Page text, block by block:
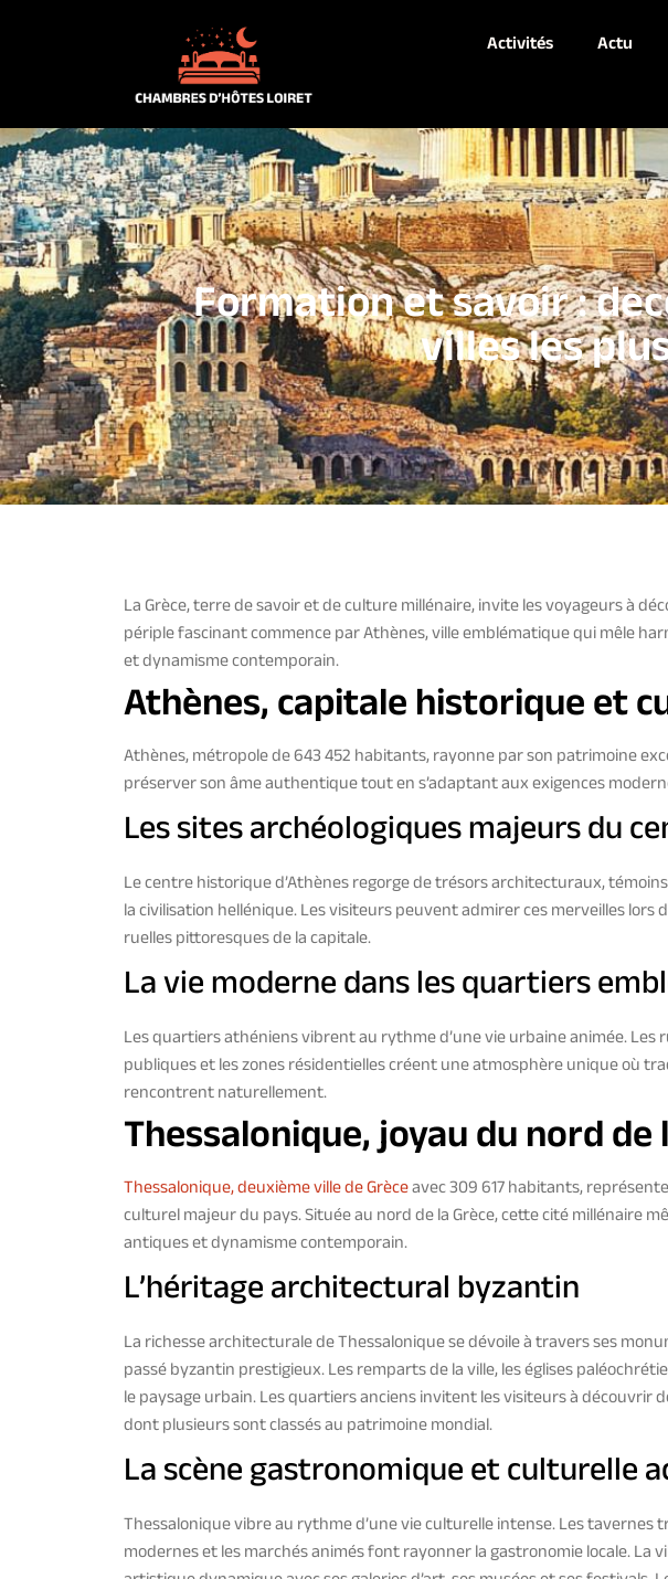
Activités Actu
Formation et savoir :
villes les
La Grèce, terre de savoir et de culture millénaire, invite les voyageurs à
périple fascinant commence par Athènes, ville emblématique qui mêle
et dynamisme contemporain.
Athènes, capitale historique et
Athènes, métropole de 643 452 habitants, rayonne par son patrimoine
préserver son âme authentique tout en s’adaptant aux exigences
Les sites archéologiques majeurs du
Le centre historique d’Athènes regorge de trésors architecturaux,
la civilisation hellénique. Les visiteurs peuvent admirer ces merveilles lors
ruelles pittoresques de la capitale.
La vie moderne dans les quartiers
Les quartiers athéniens vibrent au rythme d’une vie urbaine animée. Les
publiques et les zones résidentielles créent une atmosphère unique où
rencontrent naturellement.
Thessalonique, joyau du nord de
Thessalonique, deuxième ville de Grèceavec 309 617 habitants,
culturel majeur du pays. Située au nord de la Grèce, cette cité millénaire
antiques et dynamisme contemporain.
L’héritage architectural byzantin
La richesse architecturale de Thessalonique se dévoile à travers ses
passé byzantin prestigieux. Les remparts de la ville, les églises
le paysage urbain. Les quartiers anciens invitent les visiteurs à découvrir
dont plusieurs sont classés au patrimoine mondial.
La scène gastronomique et culturelle
Thessalonique vibre au rythme d’une vie culturelle intense. Les tavernes
modernes et les marchés animés font rayonner la gastronomie locale. La